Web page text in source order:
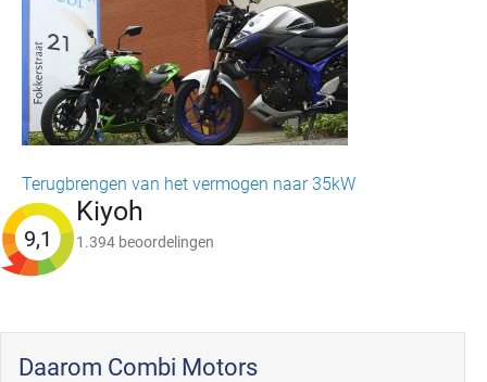
Terugbrengen van het vermogen naar 35kW
9,1
Kiyoh
1.394 beoordelingen
Daarom Combi Motors